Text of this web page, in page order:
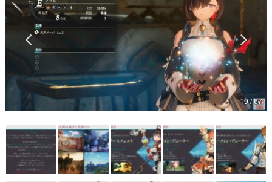
アプリレビュー
その他
電ファミニコゲーマーとは？
運営：株式会社マレ
19 / 67